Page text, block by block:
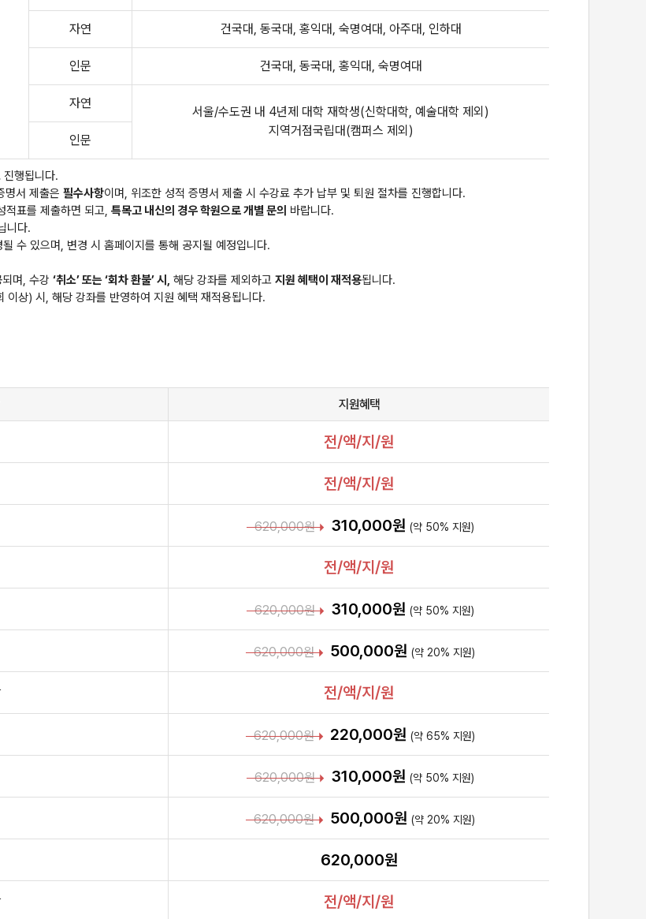
자연 건국대, 동국대, 홍익대, 숙명여대, 아주대, 인하대
인문 건국대, 동국대, 홍익대, 숙명여대
자연
서울/수도권 내 4년제 대학 재학생(신학대학, 예술대학 제외)
지역거점국립대(캠퍼스 제외)
인문
행됩니다.
명서 제출은 필수사항이며, 위조한 성적 증명서 제출 시 수강료 추가 납부 및 퇴원 절차를 진행합니다.
표를 제출하면 되고, 특목고 내신의 경우 학원으로 개별 문의 바랍니다.
니다.
수 있으며, 변경 시 홈페이지를 통해 공지될 예정입니다.
며, 수강 ‘취소’ 또는 ‘회차 환불’ 시, 해당 강좌를 제외하고 지원 혜택이 재적용됩니다.
상) 시, 해당 강좌를 반영하여 지원 혜택 재적용됩니다.
지원혜택
전/액/지/원
전/액/지/원
620,000원 310,000원 (약 50% 지원)
전/액/지/원
620,000원 310,000원 (약 50% 지원)
620,000원 500,000원 (약 20% 지원)
전/액/지/원
620,000원 220,000원 (약 65% 지원)
620,000원 310,000원 (약 50% 지원)
620,000원 500,000원 (약 20% 지원)
620,000원
전/액/지/원